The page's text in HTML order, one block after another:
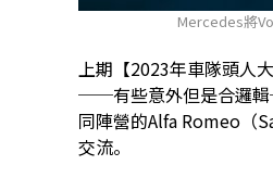
Mercedes將
上期【2023年車隊頭人
──有些意外但是合邏輯
同陣營的Alfa Romeo（
交流。